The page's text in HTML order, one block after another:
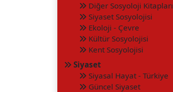
Diğer Sosyoloji Kitapları
Siyaset Sosyolojisi
Ekoloji - Çevre
Kültür Sosyolojisi
Kent Sosyolojisi
Siyaset
Siyasal Hayat - Türkiye
Güncel Siyaset